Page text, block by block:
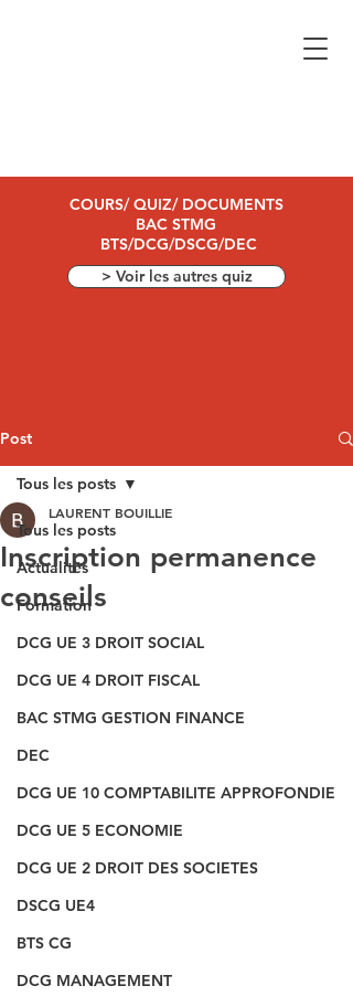
COURS/ QUIZ/ DOCUMENTS
BAC STMG
BTS/DCG/DSCG/DEC
> Voir les autres quiz
Post
Tous les posts
Actualités
Formation
DCG UE 3 DROIT SOCIAL
DCG UE 4 DROIT FISCAL
BAC STMG GESTION FINANCE
DEC
DCG UE 10 COMPTABILITE APPROFONDIE
DCG UE 5 ECONOMIE
DCG UE 2 DROIT DES SOCIETES
DSCG UE4
BTS CG
DCG MANAGEMENT
Tous les posts
Inscription permanence
conseils
LAURENT BOUILLIE